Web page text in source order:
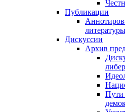
Публикации
литературы
Дискуссии
Архив
Пути